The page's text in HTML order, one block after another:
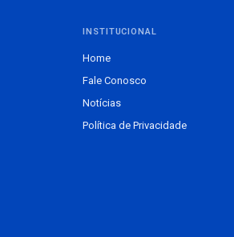
INSTITUCIONAL
Home
Fale Conosco
Notícias
Política de Privacidade